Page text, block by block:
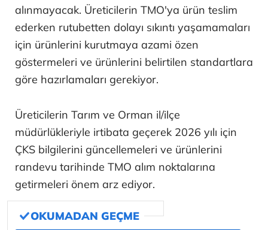
alınmayacak. Üreticilerin TMO'ya ürün teslim
ederken rutubetten dolayı sıkıntı yaşamamaları
için ürünlerini kurutmaya azami özen
göstermeleri ve ürünlerini belirtilen standartlara
göre hazırlamaları gerekiyor.
Üreticilerin Tarım ve Orman il/ilçe
müdürlükleriyle irtibata geçerek 2026 yılı için
ÇKS bilgilerini güncellemeleri ve ürünlerini
randevu tarihinde TMO alım noktalarına
getirmeleri önem arz ediyor.